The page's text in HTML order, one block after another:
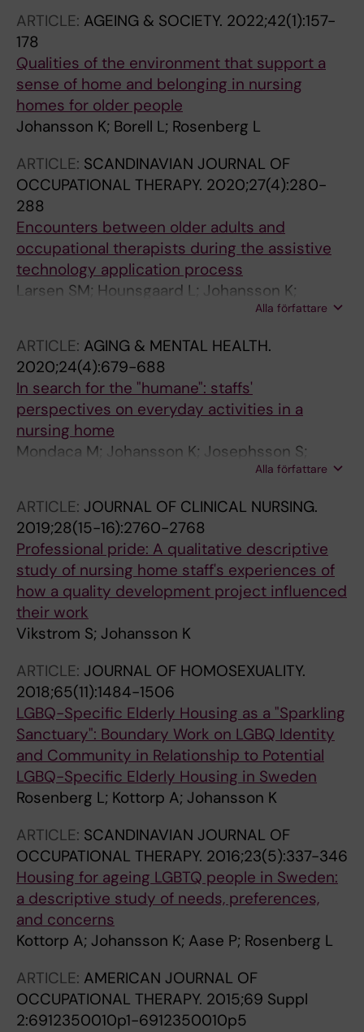
ARTICLE: AGEING & SOCIETY. 2022;42(1):157-
178
Qualities of the environment that support a
sense of home and belonging in nursing
homes for older people
Johansson K; Borell L; Rosenberg L
ARTICLE: SCANDINAVIAN JOURNAL OF
OCCUPATIONAL THERAPY. 2020;27(4):280-
288
Encounters between older adults and
occupational therapists during the assistive
technology application process
Larsen SM; Hounsgaard L; Johansson K;
Alla författare
ARTICLE: AGING & MENTAL HEALTH.
2020;24(4):679-688
In search for the "humane": staffs'
perspectives on everyday activities in a
nursing home
Mondaca M; Johansson K; Josephsson S;
Alla författare
ARTICLE: JOURNAL OF CLINICAL NURSING.
2019;28(15-16):2760-2768
Professional pride: A qualitative descriptive
study of nursing home staff's experiences of
how a quality development project influenced
their work
Vikstrom S; Johansson K
ARTICLE: JOURNAL OF HOMOSEXUALITY.
2018;65(11):1484-1506
LGBQ-Specific Elderly Housing as a "Sparkling
Sanctuary": Boundary Work on LGBQ Identity
and Community in Relationship to Potential
LGBQ-Specific Elderly Housing in Sweden
Rosenberg L; Kottorp A; Johansson K
ARTICLE: SCANDINAVIAN JOURNAL OF
OCCUPATIONAL THERAPY. 2016;23(5):337-346
Housing for ageing LGBTQ people in Sweden:
a descriptive study of needs, preferences,
and concerns
Kottorp A; Johansson K; Aase P; Rosenberg L
ARTICLE: AMERICAN JOURNAL OF
OCCUPATIONAL THERAPY. 2015;69 Suppl
2:6912350010p1-6912350010p5